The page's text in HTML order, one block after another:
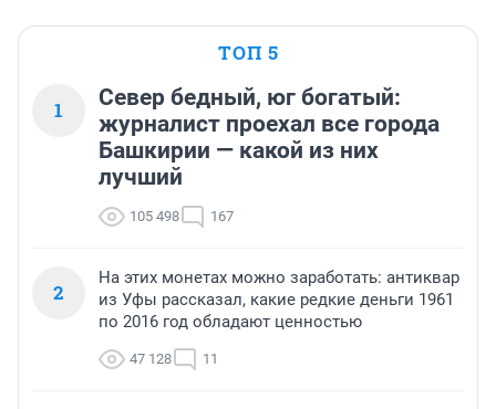
ТОП 5
1
Север бедный, юг богатый:
журналист проехал все города
Башкирии — какой из них
лучший
105 498 167
2
На этих монетах можно заработать: антиквар
из Уфы рассказал, какие редкие деньги 1961
по 2016 год обладают ценностью
47 128 11